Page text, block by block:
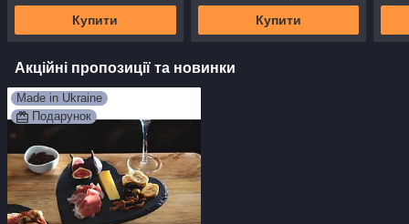
Купити Купити
Акційні пропозиції та новинки
Made in Ukraine
Подарунок